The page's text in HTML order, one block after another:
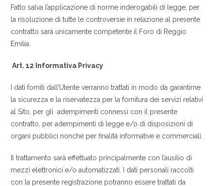
Fatto salva l’applicazione di norme inderogabili di legge, per
la risoluzione di tutte le controversie in relazione al presente
contratto sarà unicamente competente il Foro di Reggio
Emilia.
Art. 12 Informativa Privacy
I dati forniti dall’Utente verranno trattati in modo da garantirne
la sicurezza e la riservatezza per la fornitura dei servizi relativi
al Sito, per gli adempimenti connessi con il presente
contratto, per adempimenti di legge e/o di disposizioni di
organi pubblici nonché per finalità informative e commerciali.
Il trattamento sarà effettuato principalmente con l’ausilio di
mezzi elettronici e/o automatizzati. I dati personali raccolti
con la presente registrazione potranno essere trattati da